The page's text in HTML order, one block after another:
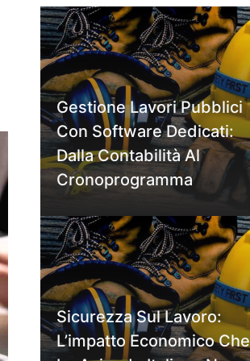
Gestione Lavori Pubblici
Con Software Dedicati:
Dalla Contabilità Al
Cronoprogramma
Sicurezza Sul Lavoro:
L’impatto Economico Che